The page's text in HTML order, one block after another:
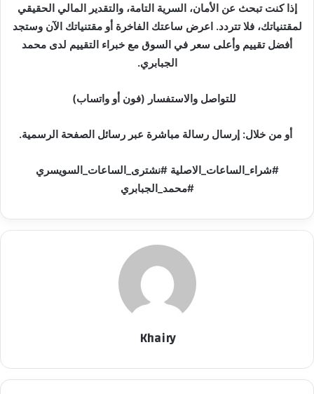
إذا كنت تبحث عن الأمان، السرية التامة، والتقدير المالي الحقيقي
لمقتنياتك، فلا تتردد. اعرض ساعتك الفاخرة أو مقتنياتك الآن وستجد
أفضل تقييم وأعلى سعر في السوق مع خبراء التقييم لدى محمد
الجبابري.
للتواصل والاستفسار (فون أو واتساب)
أو من خلال: إرسال رسالة مباشرة عبر رسائل الصفحة الرسمية.
#شراء_الساعات_الاصلية #نشترى_الساعات_السويسري
#محمد_الجبابري
Khairy